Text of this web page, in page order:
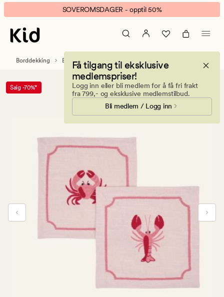
Sea
2pk
drikkebrikke
rosa
banner.
Klikk
ESCAPE
pause.
SOVEROMSDAGER - opptil 50%
Få tilgang til eksklusive
medlemspriser!
Logg inn eller bli medlem for å få fri frakt
fra 799,- og eksklusive medlemstilbud.
Bli medlem / Logg inn
Borddekking Bordbrikker
Salg -70%*